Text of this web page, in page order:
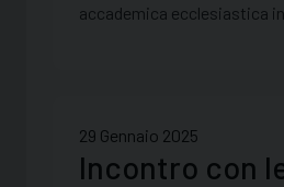
accademica ecclesiastica
29 Gennaio 2025
Incontro con